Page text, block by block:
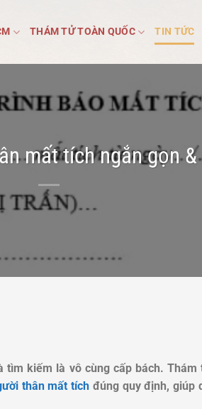
THÁM TỬ TOÀN QUỐC TIN TỨC
mất tích ngắn gọn
kiếm là vô cùng cấp bách.
thân mất tích đúng quy định, giúp